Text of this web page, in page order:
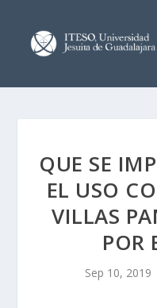
QUE SE
EL USO
VILLAS
POR
Sep 10, 2019